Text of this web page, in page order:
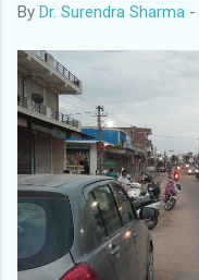
By Dr. Surendra Sharma -